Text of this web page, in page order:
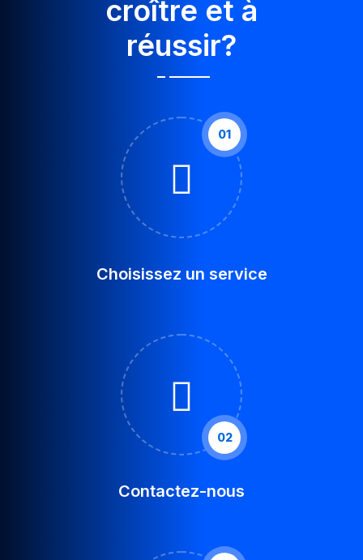
croître et à
réussir?
01
Choisissez un service
02
Contactez-nous